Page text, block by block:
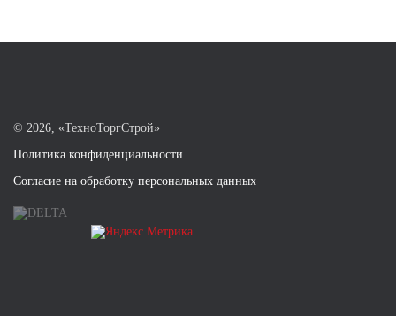
© 2026, «ТехноТоргСтрой»
Политика конфиденциальности
Согласие на обработку персональных данных